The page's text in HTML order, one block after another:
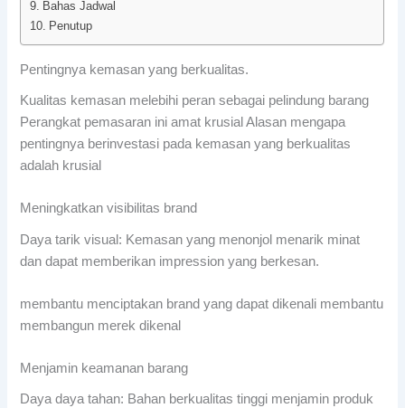
Bahas Jadwal
Penutup
Pentingnya kemasan yang berkualitas.
Kualitas kemasan melebihi peran sebagai pelindung barang
Perangkat pemasaran ini amat krusial Alasan mengapa
pentingnya berinvestasi pada kemasan yang berkualitas
adalah krusial
Meningkatkan visibilitas brand
Daya tarik visual: Kemasan yang menonjol menarik minat
dan dapat memberikan impression yang berkesan.
membantu menciptakan brand yang dapat dikenali membantu
membangun merek dikenal
Menjamin keamanan barang
Daya daya tahan: Bahan berkualitas tinggi menjamin produk